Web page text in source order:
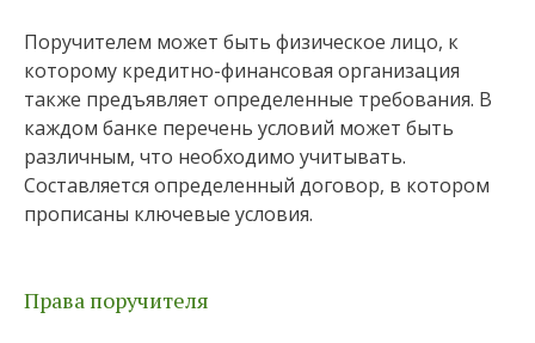
Поручителем может быть физическое лицо, к
которому кредитно-финансовая организация
также предъявляет определенные требования. В
каждом банке перечень условий может быть
различным, что необходимо учитывать.
Составляется определенный договор, в котором
прописаны ключевые условия.
Права поручителя